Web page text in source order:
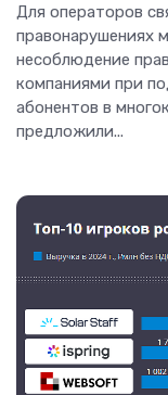
Для операторов
правонарушениях
несоблюдение
компаниями при
абонентов в
предложили...